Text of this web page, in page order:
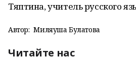
Тяптина, учитель русского
Автор: Миляуша Булатова
Читайте нас